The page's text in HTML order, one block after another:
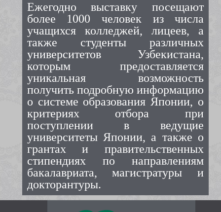
Ежегодно выставку посещают
более 1000 человек из числа
учащихся колледжей, лицеев, а
также студенты различных
университетов Узбекистана,
которым предоставляется
уникальная возможность
получить подробную информацию
о системе образования Японии, о
критериях отбора при
поступлении в ведущие
университеты Японии, а также о
грантах и правительственных
стипендиях по направлениям
бакалавриата, магистратуры и
докторантуры.